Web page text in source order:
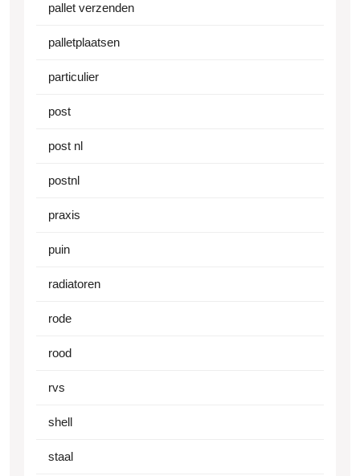
pallet verzenden
palletplaatsen
particulier
post
post nl
postnl
praxis
puin
radiatoren
rode
rood
rvs
shell
staal